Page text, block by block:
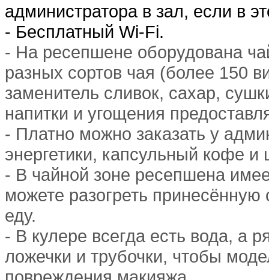
администратора в зал, если в
- Бесплатный Wi-Fi.
- На ресепшене оборудована
разных сортов чая (более 150
заменитель сливок, сахар,
напитки и угощения
- Платно можно заказать у
энергетики, капсульный кофе
- В чайной зоне ресепшена
можете разогреть
еду.
- В кулере всегда есть вода, а
ложечки и трубочки, чтобы